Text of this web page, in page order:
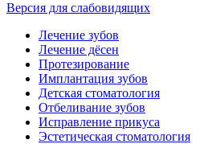
Версия для слабовидящих
Лечение зубов
Лечение дёсен
Протезирование
Имплантация зубов
Детская стоматология
Отбеливание зубов
Исправление прикуса
Эстетическая стоматология